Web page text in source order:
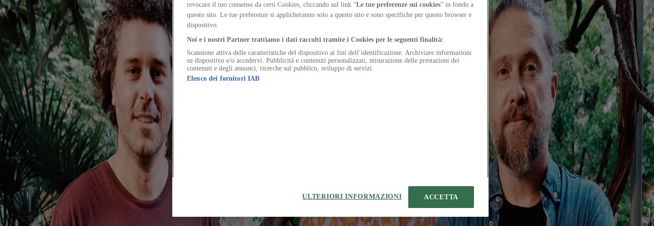
revocare il tuo consenso da certi Cookies, cliccando sul link “Le tue preferenze sui cookies” in fondo a
questo sito. Le tue preferenze si applicheranno solo a questo sito e sono specifiche per questo browser e
dispositivo.
Noi e i nostri Partner trattiamo i dati raccolti tramite i Cookies per le seguenti finalità:
Scansione attiva delle caratteristiche del dispositivo ai fini dell’identificazione. Archiviare informazioni
su dispositivo e/o accedervi. Pubblicità e contenuti personalizzati, misurazione delle prestazioni dei
contenuti e degli annunci, ricerche sul pubblico, sviluppo di servizi.
Elenco dei fornitori IAB
ULTERIORI INFORMAZIONI ACCETTA